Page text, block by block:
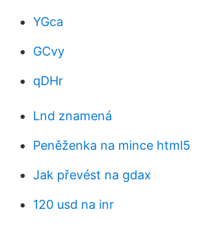
YGca
GCvy
qDHr
Lnd znamená
Peněženka na mince html5
Jak převést na gdax
120 usd na inr